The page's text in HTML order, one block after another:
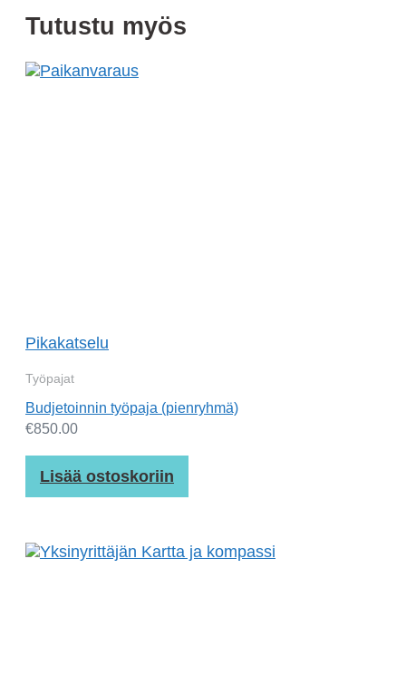
Tutustu myös
Pikakatselu
Työpajat
Budjetoinnin työpaja (pienryhmä)
€850.00
Lisää ostoskoriin